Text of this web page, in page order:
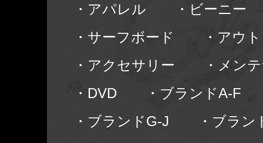
・アパレル
・ビーニー
・サーフボード
・アウ
・アクセサリー
・メン
・DVD
・ブランドA-F
・ブランドG-J
・ブラン